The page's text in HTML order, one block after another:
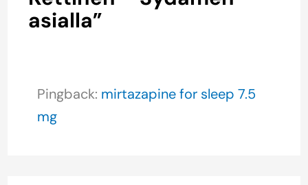
asialla”
Pingback: mirtazapine for sleep 7.5
mg